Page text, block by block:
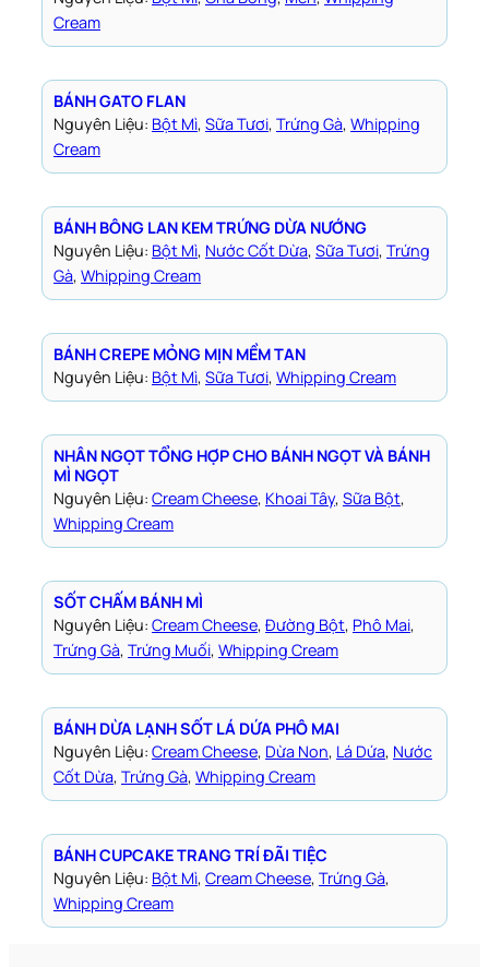
Cream
BÁNH GATO FLAN
Nguyên Liệu: Bột Mì, Sữa Tươi, Trứng Gà, Whipping
Cream
BÁNH BÔNG LAN KEM TRỨNG DỪA NƯỚNG
Nguyên Liệu: Bột Mì, Nước Cốt Dừa, Sữa Tươi, Trứng
Gà, Whipping Cream
BÁNH CREPE MỎNG MỊN MỀM TAN
Nguyên Liệu: Bột Mì, Sữa Tươi, Whipping Cream
NHÂN NGỌT TỔNG HỢP CHO BÁNH NGỌT VÀ BÁNH
MÌ NGỌT
Nguyên Liệu: Cream Cheese, Khoai Tây, Sữa Bột
Whipping Cream
SỐT CHẤM BÁNH MÌ
Nguyên Liệu: Cream Cheese, Đường Bột, Phô Mai
Trứng Gà, Trứng Muối, Whipping Cream
BÁNH DỪA LẠNH SỐT LÁ DỨA PHÔ MAI
Nguyên Liệu: Cream Cheese, Dừa Non, Lá Dứa, Nước
Cốt Dừa, Trứng Gà, Whipping Cream
BÁNH CUPCAKE TRANG TRÍ ĐÃI TIỆC
Nguyên Liệu: Bột Mì, Cream Cheese, Trứng Gà
Whipping Cream